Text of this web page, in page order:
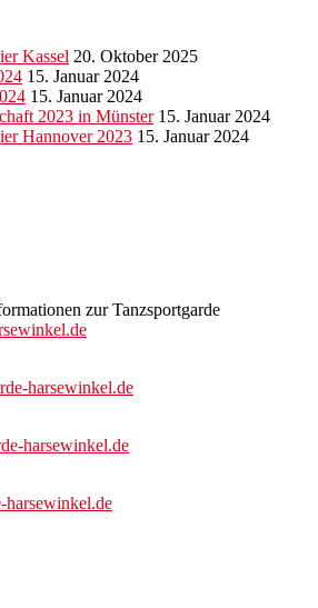
Kassel 20. Oktober 2025
15. Januar 2024
15. Januar 2024
2023 in Münster 15. Januar 2024
Hannover 2023 15. Januar 2024
zur Tanzsportgarde
harsewinkel.de
harsewinkel.de
harsewinkel.de